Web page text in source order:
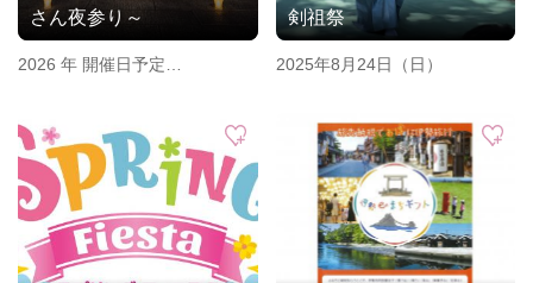
さん夜参り～
2026 年 開催日予定
5月31日（日）満月
7月29日（水）満月
8月28日（金）満月
9月27日（日）満月
10月11日（日）新月
11月9日（月）新月
剣祖祭
2025年8月24日（日）